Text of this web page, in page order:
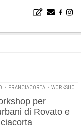
• FRANCIACORTA • WORKSHOP DI PROGETTAZIONE
per
di Rovato e